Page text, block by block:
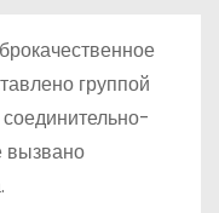
группой
вызвано